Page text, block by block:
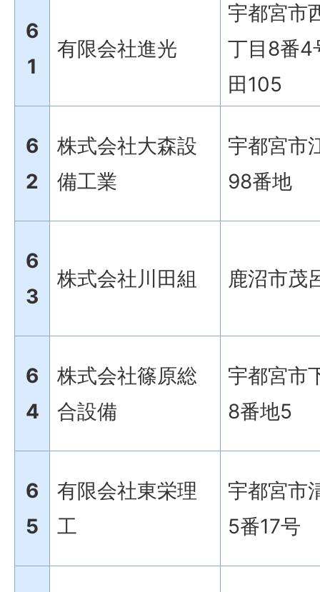
6
1
有限会社進光
宇都宮市
丁目8番4
田105
6
2
株式会社大森設
備工業
宇都宮市
98番地
6
3
株式会社川田組 鹿沼市茂
6
4
株式会社篠原総
合設備
宇都宮市
8番地5
6
5
有限会社東栄理
工
宇都宮市
5番17号